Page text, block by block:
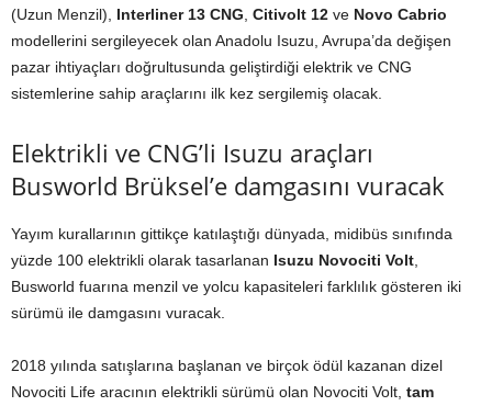
(Uzun Menzil), Interliner 13 CNG Citivolt 12 ve Novo Cabrio
modellerini sergileyecek olan Anadolu Isuzu, Avrupa’da değişen
pazar ihtiyaçları doğrultusunda geliştirdiği elektrik ve CNG
sistemlerine sahip araçlarını ilk kez sergilemiş olacak.
Elektrikli ve CNG’li Isuzu araçları
Busworld Brüksel’e damgasını vuracak
Yayım kurallarının gittikçe katılaştığı dünyada, midibüs sınıfında
yüzde 100 elektrikli olarak tasarlanan Isuzu Novociti Volt
Busworld fuarına menzil ve yolcu kapasiteleri farklılık gösteren iki
sürümü ile damgasını vuracak.
2018 yılında satışlarına başlanan ve birçok ödül kazanan dizel
Novociti Life aracının elektrikli sürümü olan Novociti Volt, tam